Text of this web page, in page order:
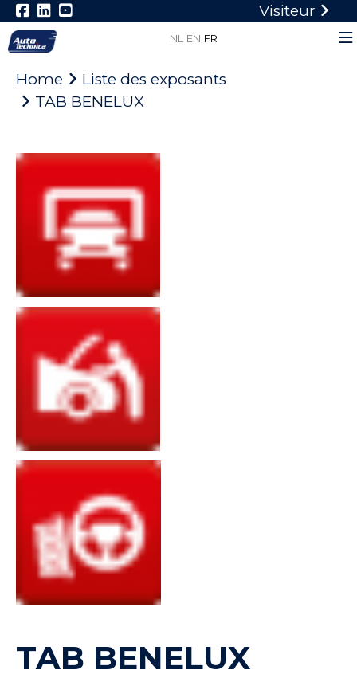
Visiteur
NL EN FR
Home
Liste des exposants
TAB BENELUX
TAB BENELUX